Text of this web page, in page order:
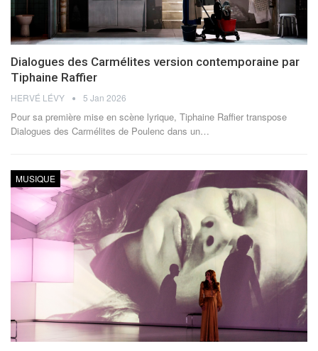
Dialogues des Carmélites version contemporaine par
Tiphaine Raffier
HERVÉ LÉVY 5 Jan 2026
Pour sa première mise en scène lyrique, Tiphaine Raffier transpose
Dialogues des Carmélites de Poulenc dans un…
MUSIQUE